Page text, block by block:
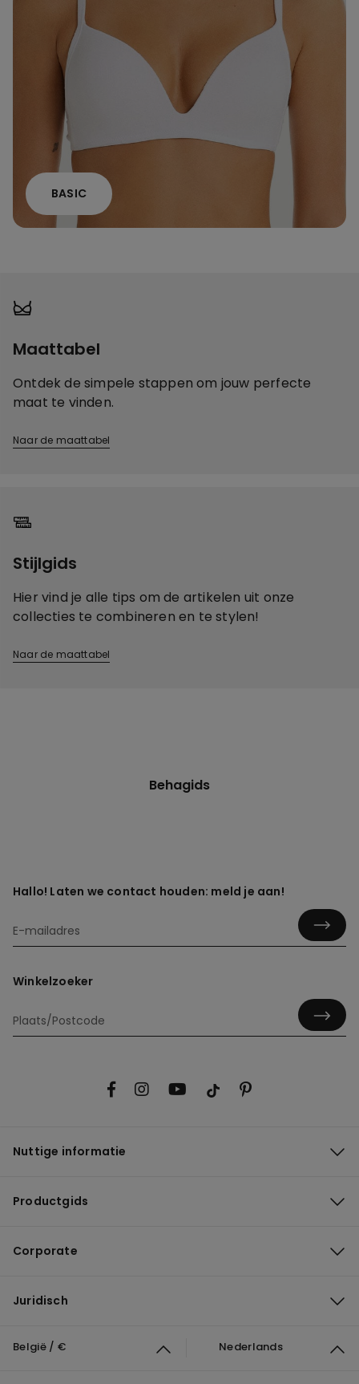
BASIC
Maattabel
Ontdek de simpele stappen om jouw perfecte
maat te vinden.
Naar de maattabel
Stijlgids
Hier vind je alle tips om de artikelen uit onze
collecties te combineren en te stylen!
Naar de maattabel
Behagids
Hallo! Laten we contact houden: meld je aan!
Winkelzoeker
Nuttige informatie
Productgids
Corporate
Juridisch
België / € Nederlands